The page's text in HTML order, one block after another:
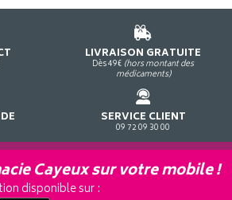
LIVRAISON GRATUITE
Dès 49€ (hors montant des
médicaments)
SERVICE CLIENT
09 72 09 30 00
Cayeux sur votre mobile !
disponible sur :